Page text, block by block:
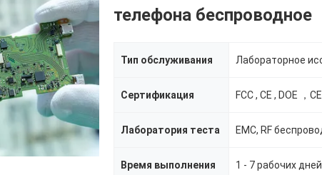
телефона беспроводное
Тип обслуживания
Сертификация
Лаборатория теста
Время выполнения 1 - 7 рабочих дней